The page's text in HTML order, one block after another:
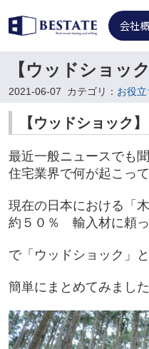
会社
【ウッドショック
2021-06-07 カテゴリ： お役
【ウッドショック】
最近一般ニュースでも
住宅業界で何が起こっ
現在の日本における「
約５０％ 輸入材に頼っ
で「ウッドショック」
簡単にまとめてみました